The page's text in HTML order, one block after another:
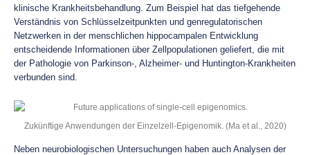
klinische Krankheitsbehandlung. Zum Beispiel hat das tiefgehende
Verständnis von Schlüsselzeitpunkten und genregulatorischen
Netzwerken in der menschlichen hippocampalen Entwicklung
entscheidende Informationen über Zellpopulationen geliefert, die mit
der Pathologie von Parkinson-, Alzheimer- und Huntington-Krankheiten
verbunden sind.
Zukünftige Anwendungen der Einzelzell-Epigenomik. (Ma et al., 2020)
Neben neurobiologischen Untersuchungen haben auch Analysen der